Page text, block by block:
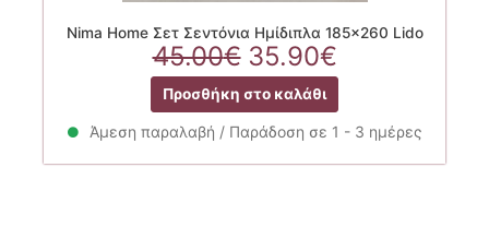
Nima Home Σετ Σεντόνια Ημίδιπλα 185×260 Lido
45.00€ Original
price
was:
45.00€.
35.90€Η
τρέχουσα
τιμή
είναι:
35.90€.
Προσθήκη στο καλάθι
Άμεση παραλαβή / Παράδοση σε 1 - 3 ημέρες